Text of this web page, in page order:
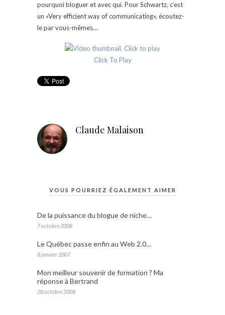
pourquoi bloguer et avec qui. Pour Schwartz, c’est
un «Very efficient way of communicating», écoutez-
le par vous-mêmes…
Click To Play
Claude Malaison
VOUS POURRIEZ ÉGALEMENT AIMER
De la puissance du blogue de niche…
7 octobre 2008
Le Québec passe enfin au Web 2.0…
8 janvier 2007
Mon meilleur souvenir de formation ? Ma
réponse à Bertrand
28 octobre 2008